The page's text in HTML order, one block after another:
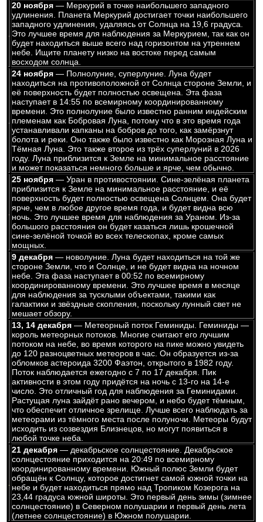
20 ноября— Меркурий в точке наибольшего западного
удлинения. Планета Меркурий достигает точки наибольшего
западного удлинения, удаляясь от Солнца на 19,6 градуса.
Это лучшее время для наблюдения за Меркурием, так как он
будет находиться выше всего над горизонтом на утреннем
небе. Ищите планету низко на востоке перед самым
восходом солнца.
24 ноября— Полнолуние, суперлуние. Луна будет
находиться на противоположной от Солнца стороне Земли, и
её поверхность будет полностью освещена. Эта фаза
наступает в 14:55 по всемирному координированному
времени. Это полнолуние было известно ранним индейским
племенам как Бобровая Луна, потому что в это время года
устанавливали капканы на бобров до того, как замёрзнут
болота и реки. Оно также было известно как Морозная Луна и
Тёмная Луна. Это также второе из трёх суперлуний в 2026
году. Луна приблизится к Земле на минимальное расстояние
и может показаться немного больше и ярче, чем обычно.
25 ноября— Уран в противостоянии. Сине-зелёная планета
приблизится к Земле на минимальное расстояние, и её
поверхность будет полностью освещена Солнцем. Она будет
ярче, чем в любое другое время года, и будет видна всю
ночь. Это лучшее время для наблюдения за Ураном. Из-за
большого расстояния он будет казаться лишь крошечной
сине-зелёной точкой во всех телескопах, кроме самых
мощных.
9 декабря— новолуние. Луна будет находиться на той же
стороне Земли, что и Солнце, и не будет видна на ночном
небе. Эта фаза наступает в 00:52 по всемирному
координированному времени. Это лучшее время в месяце
для наблюдения за тусклыми объектами, такими как
галактики и звёздные скопления, поскольку лунный свет не
мешает обзору.
13, 14 декабря— Метеорный поток Геминиды. Геминиды —
король метеорных потоков. Многие считают его лучшим
потоком на небе, во время которого на пике можно увидеть
до 120 разноцветных метеоров в час. Он образуется из-за
обломков астероида 3200 Фаэтон, открытого в 1982 году.
Поток наблюдается ежегодно с 7 по 17 декабря. Пик
активности в этом году придётся на ночь с 13-го на 14-е
число. Это отличный год для наблюдения за Геминидами.
Растущая луна зайдёт рано вечером, и небо будет тёмным,
что обеспечит отличное зрелище. Лучше всего наблюдать за
метеорами из тёмного места после полуночи. Метеоры будут
исходить из созвездия Близнецов, но могут появиться в
любой точке неба.
21 декабря— декабрьское солнцестояние. Декабрьское
солнцестояние приходится на 20:49 по всемирному
координированному времени. Южный полюс Земли будет
обращён к Солнцу, которое достигнет самой южной точки на
небе и будет находиться прямо над Тропиком Козерога на
23,44 градуса южной широты. Это первый день зимы (зимнее
солнцестояние) в Северном полушарии и первый день лета
(летнее солнцестояние) в Южном полушарии.